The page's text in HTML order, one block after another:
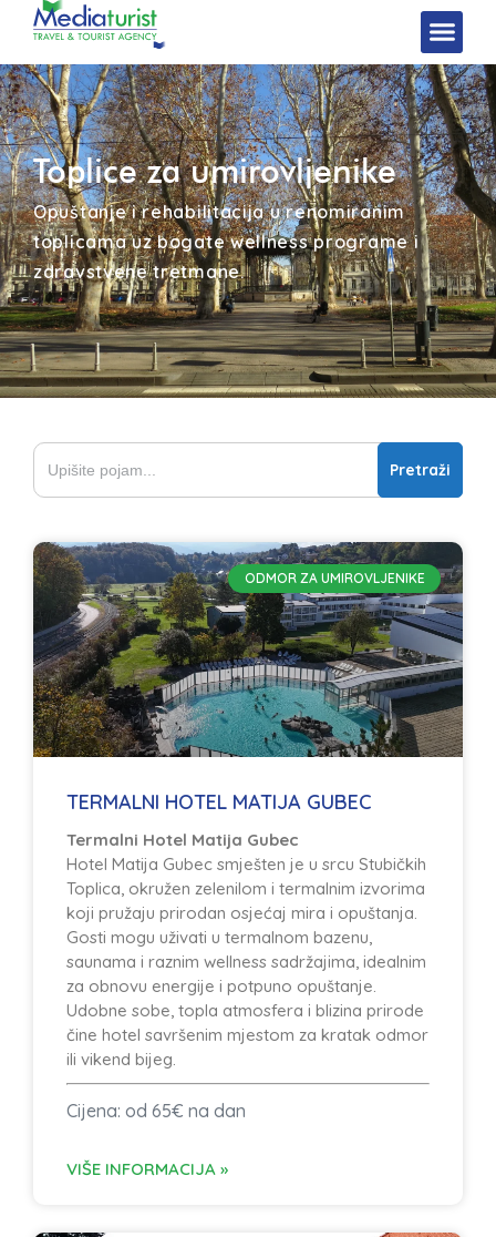
Toplice za umirovljenike
Opuštanje i rehabilitacija u renomiranim
toplicama uz bogate wellness programe i
zdravstvene tretmane.
Search
for:
ODMOR ZA UMIROVLJENIKE
TERMALNI HOTEL MATIJA GUBEC
Termalni Hotel Matija Gubec
Hotel Matija Gubec smješten je u srcu Stubičkih
Toplica, okružen zelenilom i termalnim izvorima
koji pružaju prirodan osjećaj mira i opuštanja.
Gosti mogu uživati u termalnom bazenu,
saunama i raznim wellness sadržajima, idealnim
za obnovu energije i potpuno opuštanje.
Udobne sobe, topla atmosfera i blizina prirode
čine hotel savršenim mjestom za kratak odmor
ili vikend bijeg.
Cijena: od 65€ na dan
VIŠE INFORMACIJA »